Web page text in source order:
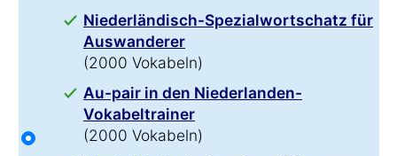
Niederländisch-Spezialwortschatz für
Auswanderer
(2000 Vokabeln)
Au-pair in den Niederlanden-
Vokabeltrainer
(2000 Vokabeln)